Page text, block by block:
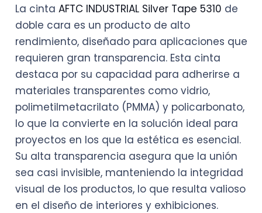
La cinta AFTC INDUSTRIAL Silver Tape 5310 de
doble cara es un producto de alto
rendimiento, diseñado para aplicaciones que
requieren gran transparencia. Esta cinta
destaca por su capacidad para adherirse a
materiales transparentes como vidrio,
polimetilmetacrilato (PMMA) y policarbonato,
lo que la convierte en la solución ideal para
proyectos en los que la estética es esencial.
Su alta transparencia asegura que la unión
sea casi invisible, manteniendo la integridad
visual de los productos, lo que resulta valioso
en el diseño de interiores y exhibiciones.